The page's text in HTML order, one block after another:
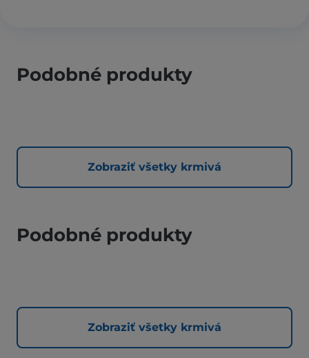
Podobné produkty
Zobraziť všetky krmivá
Podobné produkty
Zobraziť všetky krmivá